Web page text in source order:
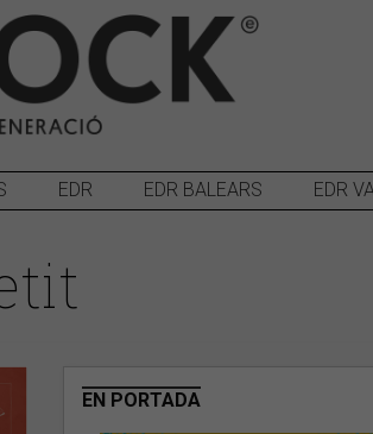
EDR EDR BALEARS EDR
EN PORTADA